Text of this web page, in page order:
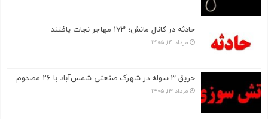
حادثه در کانال مانش؛ ۱۷۳ مهاجر نجات یافتند
مرداد ۱۴, ۱۴۰۵
حریق ۳ سوله در شهرک صنعتی شمس‌آباد با ۲۶ مصدوم
مرداد ۱۳, ۱۴۰۵